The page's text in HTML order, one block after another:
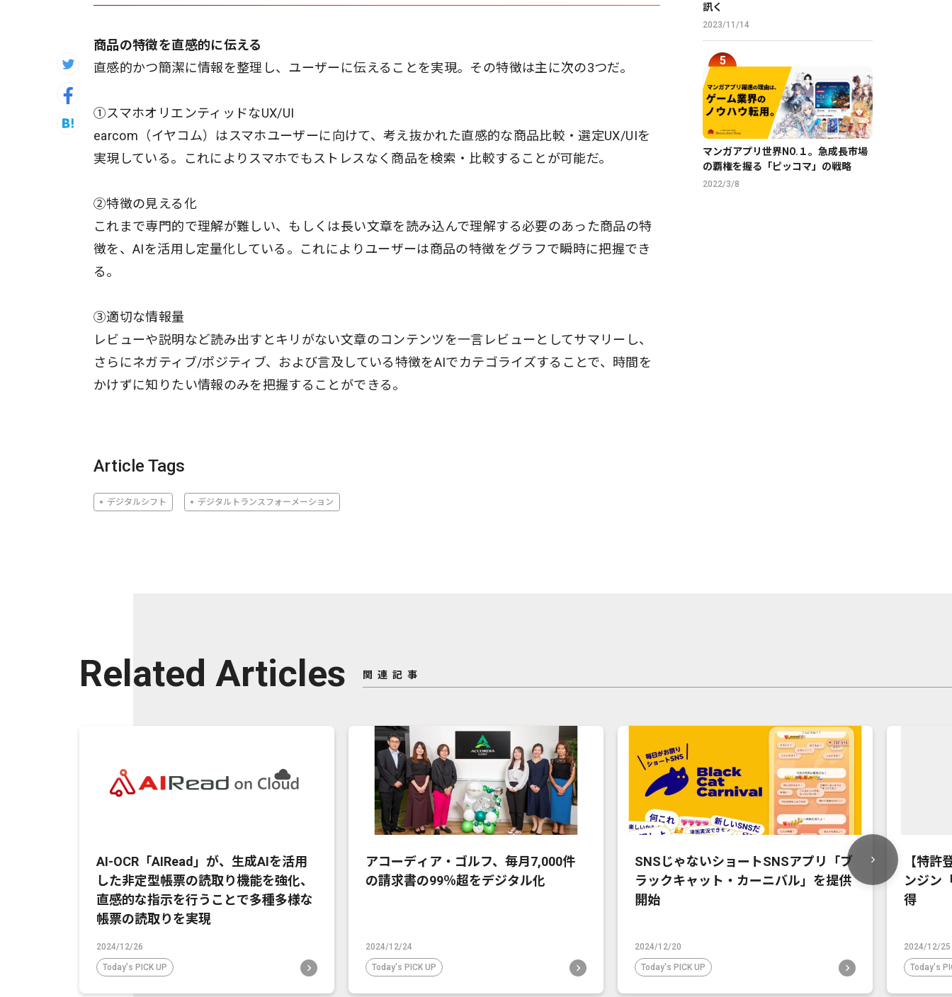
商品の特徴を直感的に伝える
直感的かつ簡潔に情報を整理し、ユーザーに伝えることを実現。その特徴は主に次の3つだ。
①スマホオリエンティッドなUX/UI
earcom（イヤコム）はスマホユーザーに向けて、考え抜かれた直感的な商品比較・選定UX/UIを
実現している。これによりスマホでもストレスなく商品を検索・比較することが可能だ。
②特徴の見える化
これまで専門的で理解が難しい、もしくは長い文章を読み込んで理解する必要のあった商品の特
徴を、AIを活用し定量化している。これによりユーザーは商品の特徴をグラフで瞬時に把握でき
る。
③適切な情報量
レビューや説明など読み出すとキリがない文章のコンテンツを一言レビューとしてサマリーし、
さらにネガティブ/ポジティブ、および言及している特徴をAIでカテゴライズすることで、時間を
かけずに知りたい情報のみを把握することができる。
Article Tags
デジタルシフト デジタルトランスフォーメーション
訊く
2023/11/14
マンガアプリ世界NO.１。急成長市場
の覇権を握る「ピッコマ」の戦略
2022/3/8
Related Articles 関連記事
AI-OCR「AIRead」が、生成AIを活用
した非定型帳票の読取り機能を強化、
直感的な指示を行うことで多種多様な
帳票の読取りを実現
2024/12/26
Today's PICK UP
アコーディア・ゴルフ、毎月7,000件
の請求書の99％超をデジタル化
2024/12/24
Today's PICK UP
SNSじゃないショートSNSアプリ「ブ
ラックキャット・カーニバル」を提供
開始
2024/12/20
Today's PICK UP
【特許
ンジン
得
2024/12/25
Today's